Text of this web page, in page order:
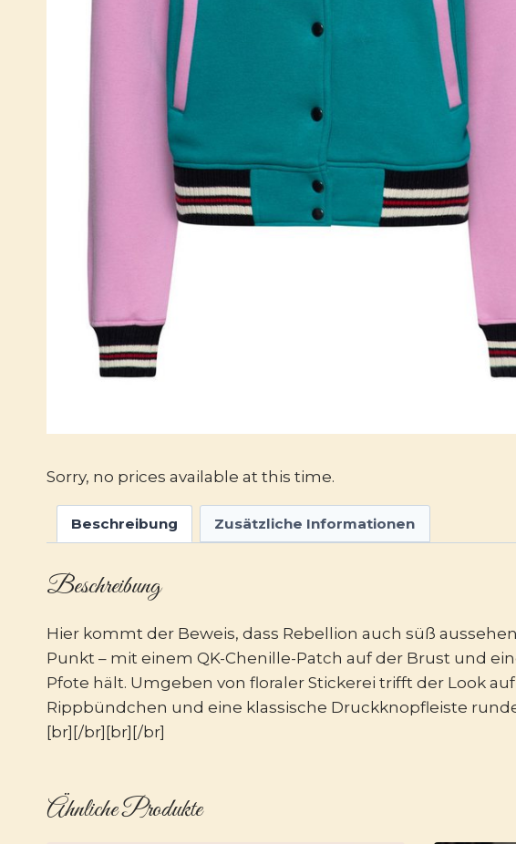
Sorry, no prices available at this time.
Beschreibung Zusätzliche Informationen
Beschreibung
Hier kommt der Beweis, dass Rebellion auch süß
Punkt – mit einem QK-Chenille-Patch auf der Brust und
Pfote hält. Umgeben von floraler Stickerei trifft der Look
Rippbündchen und eine klassische Druckknopfleiste
[br][/br][br][/br]
Ähnliche Produkte